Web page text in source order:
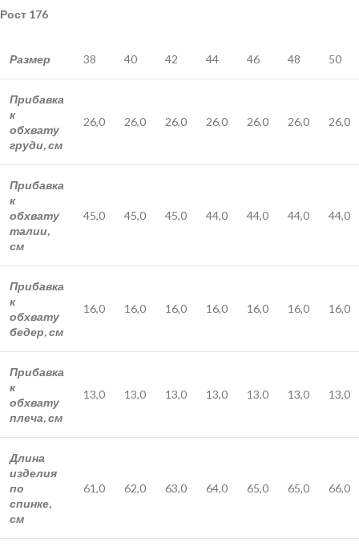
Рост 176
Размер 38 40 42 44 46 48 50
Прибавка
к
обхвату
груди, см
26,0 26,0 26,0 26,0 26,0 26,0 26,0
Прибавка
к
обхвату
талии,
см
45,0 45,0 45,0 44,0 44,0 44,0 44,0
Прибавка
к
обхвату
бедер, см
16,0 16,0 16,0 16,0 16,0 16,0 16,0
Прибавка
к
обхвату
плеча, см
13,0 13,0 13,0 13,0 13,0 13,0 13,0
Длина
изделия
по
спинке,
см
61,0 62,0 63,0 64,0 65,0 65,0 66,0